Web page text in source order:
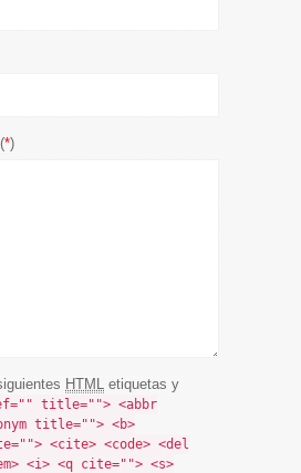
*)
HTML etiquetas y
title=""> <abbr
title=""> <b>
<cite> <code> <del
<i> <q cite=""> <s>